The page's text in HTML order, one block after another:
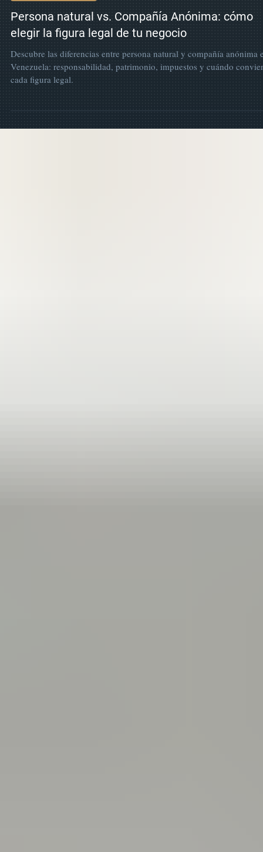
29 may
Constitución de Empresas
Persona natural vs. Compañía Anónima: cómo
elegir la figura legal de tu negocio
Descubre las diferencias entre persona natural y compañía anónima
Venezuela: responsabilidad, patrimonio, impuestos y cuándo
cada figura legal.